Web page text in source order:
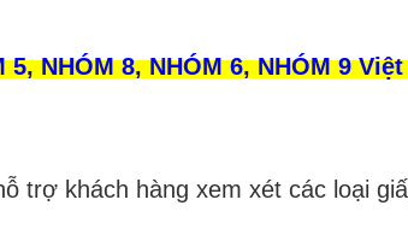
5, NHÓM 8, NHÓM 6, NHÓM 9
trợ khách hàng xem xét các loại